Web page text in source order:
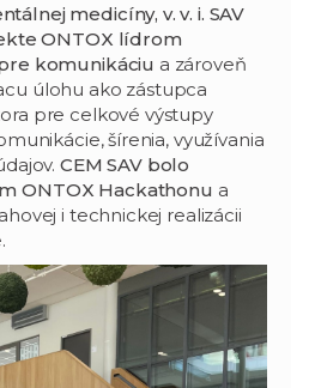
medicíny, v. v. i. SAV
ONTOX lídrom
komunikáciu a zároveň
úlohu ako zástupca
pre celkové výstupy
šírenia, využívania
CEM SAV bolo
ONTOX Hackathonu a
i technickej realizácii